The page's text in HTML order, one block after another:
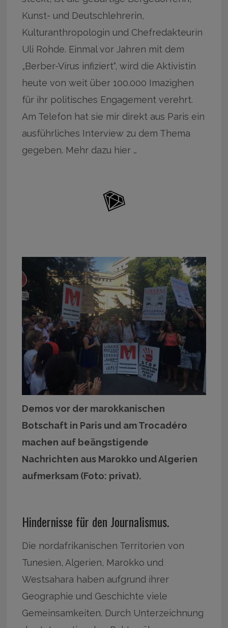
Kunst- und Deutschlehrerin,
Kulturanthropologin und Chefredakteurin
Uli Rohde. Einmal vor Jahren mit dem
„Berber-Virus infiziert“, wird die Aktivistin
heute von weit über 100.000 Imazighen
für ihr politisches Engagement verehrt.
Am Telefon hat sie mir direkt aus Paris ein
ausführliches Interview zu dem Thema
gegeben. Mehr dazu hier …
Demos vor der marokkanischen
Botschaft in Paris und am Trocadéro
machen auf beängstigende
Nachrichten aus Marokko und Algerien
aufmerksam (Foto: privat).
Hindernisse für den Journalismus.
Die nordafrikanischen Territorien von
Tunesien, Algerien, Marokko und
Westsahara haben aufgrund ihrer
Geographie und Geschichte viele
Gemeinsamkeiten. Durch Unterzeichnung